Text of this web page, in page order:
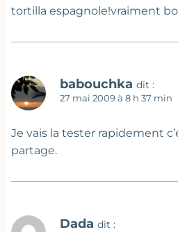
tortilla espagnole!vraiment
babouchka dit :
27 mai 2009 à 8 h 37 min
Je vais la tester rapidement
partage.
Dada dit :